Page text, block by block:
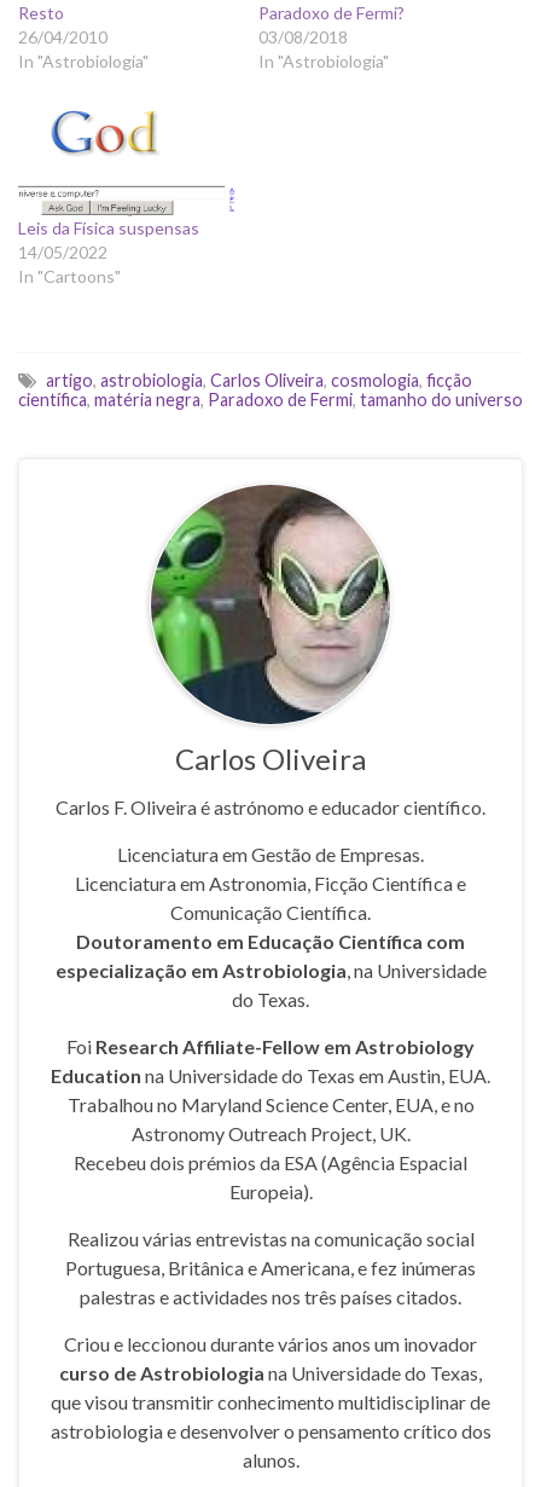
Resto
26/04/2010
In "Astrobiologia"
Paradoxo de Fermi?
03/08/2018
In "Astrobiologia"
Leis da Física suspensas
14/05/2022
In "Cartoons"
artigo, astrobiologia, Carlos Oliveira, cosmologia, ficção
científica, matéria negra, Paradoxo de Fermi, tamanho do universo
Carlos Oliveira
Carlos F. Oliveira é astrónomo e educador científico.
Licenciatura em Gestão de Empresas.
Licenciatura em Astronomia, Ficção Científica e
Comunicação Científica.
Doutoramento em Educação Científica com
especialização em Astrobiologia, na Universidade
do Texas.
Foi Research Affiliate-Fellow em Astrobiology
Education na Universidade do Texas em Austin, EUA.
Trabalhou no Maryland Science Center, EUA, e no
Astronomy Outreach Project, UK.
Recebeu dois prémios da ESA (Agência Espacial
Europeia).
Realizou várias entrevistas na comunicação social
Portuguesa, Britânica e Americana, e fez inúmeras
palestras e actividades nos três países citados.
Criou e leccionou durante vários anos um inovador
curso de Astrobiologia na Universidade do Texas,
que visou transmitir conhecimento multidisciplinar de
astrobiologia e desenvolver o pensamento crítico dos
alunos.